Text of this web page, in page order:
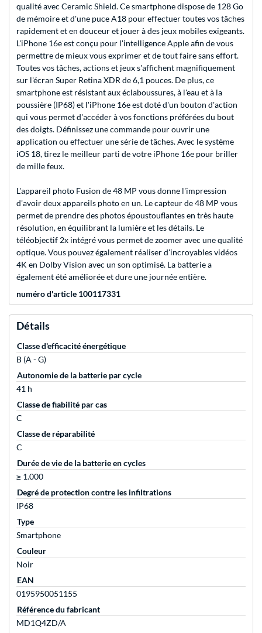
qualité avec Ceramic Shield. Ce smartphone dispose de 128 Go
de mémoire et d'une puce A18 pour effectuer toutes vos tâches
rapidement et en douceur et jouer à des jeux mobiles exigeants.
L'iPhone 16e est conçu pour l'intelligence Apple afin de vous
permettre de mieux vous exprimer et de tout faire sans effort.
Toutes vos tâches, actions et jeux s'affichent magnifiquement
sur l'écran Super Retina XDR de 6,1 pouces. De plus, ce
smartphone est résistant aux éclaboussures, à l'eau et à la
poussière (IP68) et l'iPhone 16e est doté d'un bouton d'action
qui vous permet d'accéder à vos fonctions préférées du bout
des doigts. Définissez une commande pour ouvrir une
application ou effectuer une série de tâches. Avec le système
iOS 18, tirez le meilleur parti de votre iPhone 16e pour briller
de mille feux.
L'appareil photo Fusion de 48 MP vous donne l'impression
d'avoir deux appareils photo en un. Le capteur de 48 MP vous
permet de prendre des photos époustouflantes en très haute
résolution, en équilibrant la lumière et les détails. Le
téléobjectif 2x intégré vous permet de zoomer avec une qualité
optique. Vous pouvez également réaliser d'incroyables vidéos
4K en Dolby Vision avec un son optimisé. La batterie a
également été améliorée et dure une journée entière.
numéro d'article 100117331
Détails
Classe d'efficacité énergétique
B (A - G)
Autonomie de la batterie par cycle
41 h
Classe de fiabilité par cas
C
Classe de réparabilité
C
Durée de vie de la batterie en cycles
≥ 1.000
Degré de protection contre les infiltrations
IP68
Type
Smartphone
Couleur
Noir
EAN
0195950051155
Référence du fabricant
MD1Q4ZD/A